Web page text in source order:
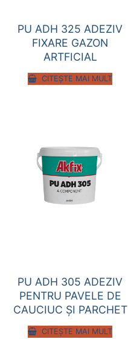
PU ADH 325 ADEZIV
FIXARE GAZON
ARTFICIAL
CITEȘTE MAI MULT
PU ADH 305 ADEZIV
PENTRU PAVELE DE
CAUCIUC ȘI PARCHET
CITEȘTE MAI MULT